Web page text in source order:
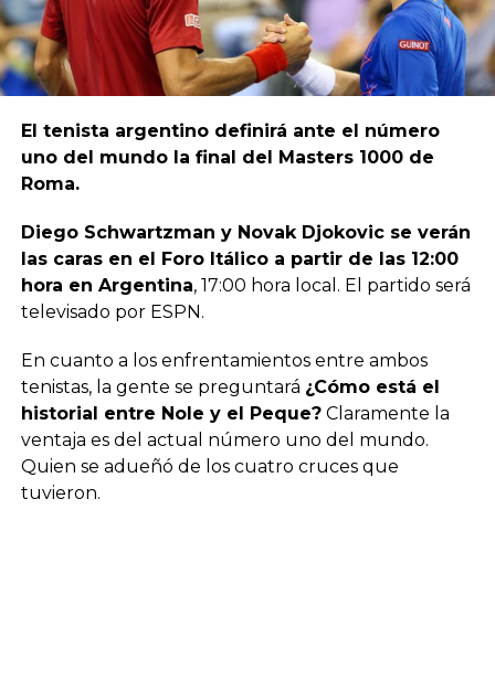
El tenista argentino definirá ante el número
uno del mundo la final del Masters 1000 de
Roma.
Diego Schwartzman y Novak Djokovic se verán
las caras en el Foro Itálico a partir de las 12:00
hora en Argentina, 17:00 hora local. El partido será
televisado por ESPN.
En cuanto a los enfrentamientos entre ambos
tenistas, la gente se preguntará ¿Cómo está el
historial entre Nole y el Peque?Claramente la
ventaja es del actual número uno del mundo.
Quien se adueñó de los cuatro cruces que
tuvieron.